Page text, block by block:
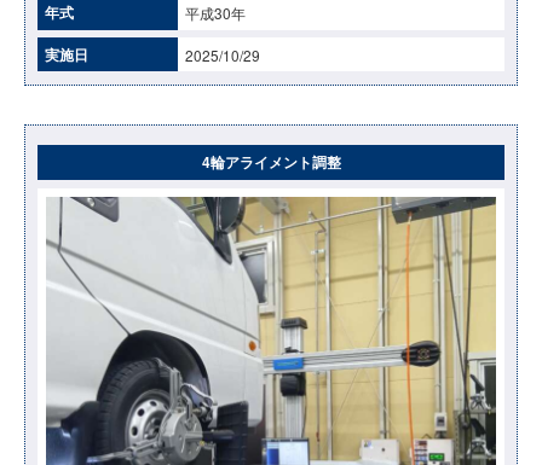
年式 平成30年
実施日 2025/10/29
4輪アライメント調整